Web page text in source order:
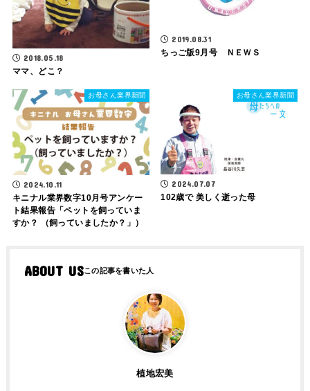
2018.05.18
ママ、どこ？
2019.08.31
ちっご版9月号 ＮＥＷＳ
お母さん業界新聞
2024.10.11
キニナル業界数字10月号アンケー
ト結果報告「ペットを飼っていま
すか？ （飼っていましたか？」）
お母さん業界新聞
2024.07.07
102歳で 美しく逝った母
ABOUT US
植地宏美